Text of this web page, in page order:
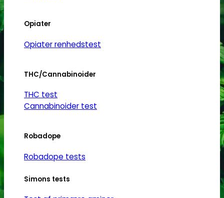
Opiater
Opiater renhedstest
THC/Cannabinoider
THC test
Cannabinoider test
Robadope
Robadope tests
Simons tests